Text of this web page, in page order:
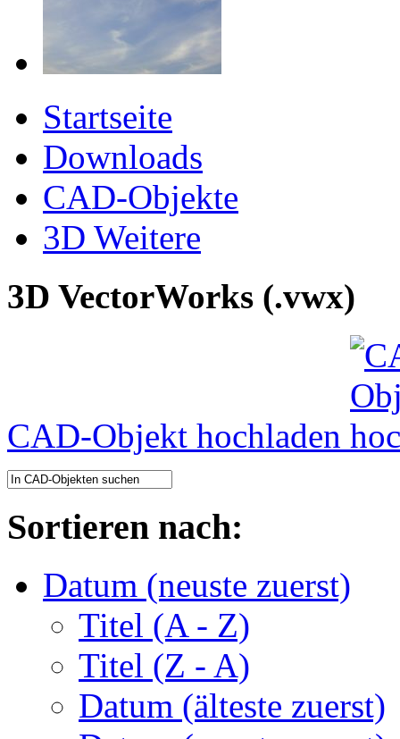
Startseite
Downloads
CAD-Objekte
3D Weitere
3D VectorWorks (.vwx)
CAD-Objekt hochladen
Sortieren nach:
Datum (neuste zuerst)
Titel (A - Z)
Titel (Z - A)
Datum (älteste zuerst)